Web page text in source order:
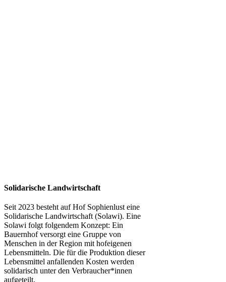
Solidarische Landwirtschaft
Seit 2023 besteht auf Hof Sophienlust eine
Solidarische Landwirtschaft (Solawi). Eine
Solawi folgt folgendem Konzept: Ein
Bauern­hof versorgt eine Gruppe von
Menschen in der Region mit hof­eigenen
Lebens­mitteln. Die für die Produktion dieser
Lebens­mittel anfallenden Kosten werden
solidarisch unter den Verbraucher*­innen
aufgeteilt.